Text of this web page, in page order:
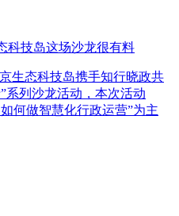
科技岛这场沙龙很有料
生态科技岛携手知行晓政共
系列沙龙活动，本次活动
何做智慧化行政运营”为主